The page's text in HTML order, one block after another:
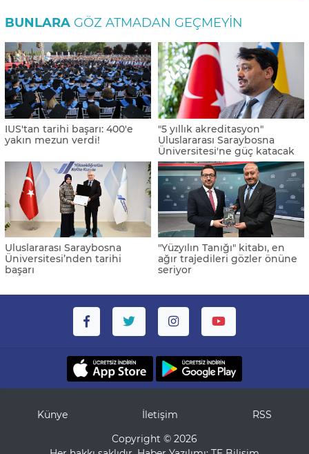
BUNLARA GÖZ ATMADAN GEÇMEYIN
IUS'tan tarihi başarı: 400'e
yakın mezun verdi!
"5 yıllık akreditasyon"
Uluslararası Saraybosna
Üniversitesi'ne güç katacak
Uluslararası Saraybosna
Üniversitesi’nden tarihi
başarı
"Yüzyılın Tanığı" kitabı, en
ağır trajedileri gözler önüne
seriyor
Künye İletişim
RSS
Copyright © 2026